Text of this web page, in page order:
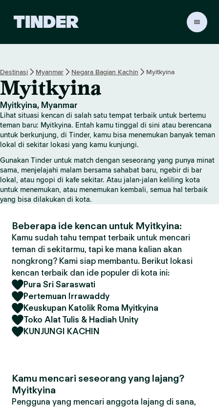
d
a
T
n
d
e
r
Destinasi Myanmar Negara Bagian Kachin Myitkyina
Myitkyina
Myitkyina, Myanmar
Lihat situasi kencan di salah satu tempat terbaik untuk bertemu
teman baru: Myitkyina. Entah kamu tinggal di sini atau berencana
untuk berkunjung, di Tinder, kamu bisa menemukan banyak teman
lokal di sekitar lokasi yang kamu kunjungi.
Gunakan Tinder untuk match dengan seseorang yang punya minat
sama, menjelajahi malam bersama sahabat baru, ngebir di bar
lokal, atau ngopi di kafe sekitar. Atau jalan-jalan keliling kota
untuk menemukan, atau menemukan kembali, semua hal terbaik
yang bisa dilakukan di kota.
Beberapa ide kencan untuk Myitkyina:
Kamu sudah tahu tempat terbaik untuk mencari
teman di sekitarmu, tapi ke mana kalian akan
nongkrong? Kami siap membantu. Berikut lokasi
kencan terbaik dan ide populer di kota ini:
Pura Sri Saraswati
Pertemuan Irrawaddy
Keuskupan Katolik Roma Myitkyina
Toko Alat Tulis & Hadiah Unity
KUNJUNGI KACHIN
Kamu mencari seseorang yang lajang?
Myitkyina
Pengguna yang mencari anggota lajang di sana,